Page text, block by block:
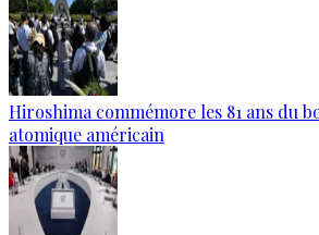
Hiroshima commémore les 81 ans du
atomique américain